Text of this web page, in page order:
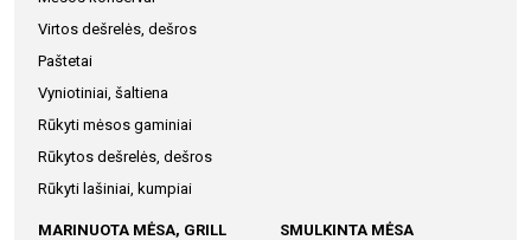
Virtos dešrelės, dešros
Paštetai
Vyniotiniai, šaltiena
Rūkyti mėsos gaminiai
Rūkytos dešrelės, dešros
Rūkyti lašiniai, kumpiai
MARINUOTA MĖSA, GRILL
SMULKINTA MĖSA